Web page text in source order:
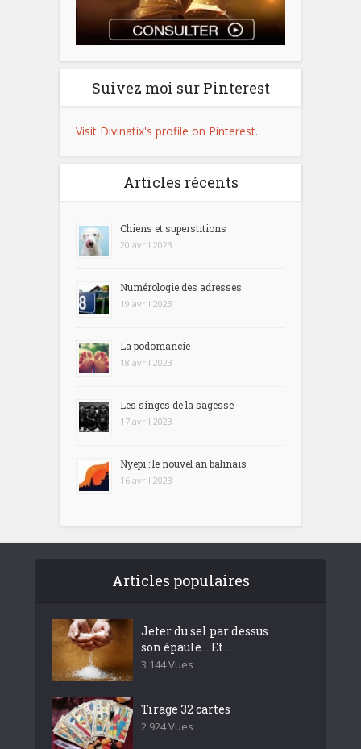
Suivez moi sur Pinterest
Visit Divinatix's profile on Pinterest.
Articles récents
Chiens et superstitions
20 avril 2023
Numérologie des adresses
19 avril 2023
La podomancie
18 avril 2023
Les singes de la sagesse
17 avril 2023
Nyepi : le nouvel an balinais
16 avril 2023
Articles populaires
Jeter du sel par dessus
son épaule… Et...
3 144 Vues
Tirage 32 cartes
2 924 Vues